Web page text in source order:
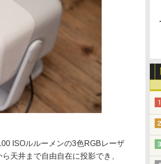
ISOルルーメンの3色RGBレーザ
天井まで自由自在に投影でき、